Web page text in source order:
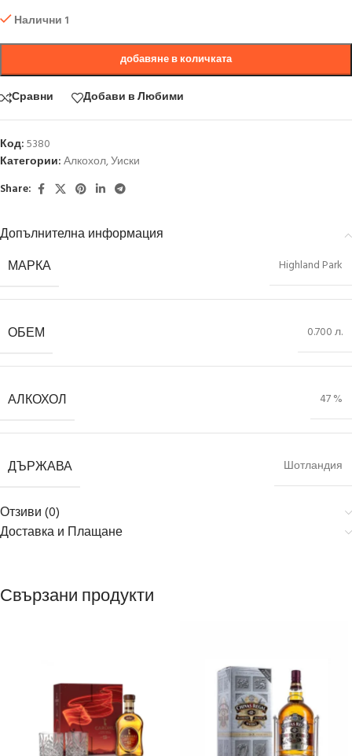
Налични 1
добавяне в количката
Сравни Добави в Любими
Код:5380
Категории:Алкохол,Уиски
Share:
Допълнителна информация
МАРКА Highland Park
ОБЕМ 0.700 л.
АЛКОХОЛ 47 %
ДЪРЖАВА Шотландия
Отзиви (0)
Доставка и Плащане
Свързани продукти